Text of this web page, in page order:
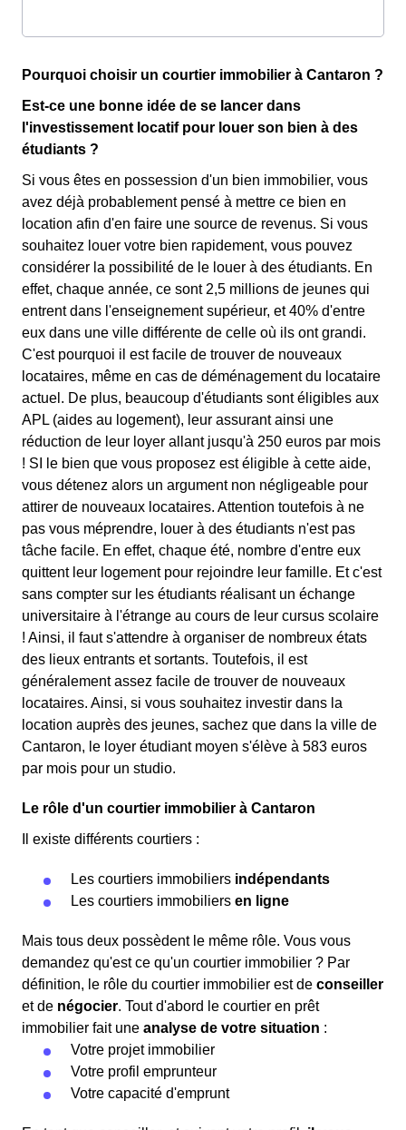
Pourquoi choisir un courtier immobilier à Cantaron ?
Est-ce une bonne idée de se lancer dans
l'investissement locatif pour louer son bien à des
étudiants ?
Si vous êtes en possession d'un bien immobilier, vous
avez déjà probablement pensé à mettre ce bien en
location afin d'en faire une source de revenus. Si vous
souhaitez louer votre bien rapidement, vous pouvez
considérer la possibilité de le louer à des étudiants. En
effet, chaque année, ce sont 2,5 millions de jeunes qui
entrent dans l'enseignement supérieur, et 40% d'entre
eux dans une ville différente de celle où ils ont grandi.
C'est pourquoi il est facile de trouver de nouveaux
locataires, même en cas de déménagement du locataire
actuel. De plus, beaucoup d'étudiants sont éligibles aux
APL (aides au logement), leur assurant ainsi une
réduction de leur loyer allant jusqu'à 250 euros par mois
! SI le bien que vous proposez est éligible à cette aide,
vous détenez alors un argument non négligeable pour
attirer de nouveaux locataires. Attention toutefois à ne
pas vous méprendre, louer à des étudiants n'est pas
tâche facile. En effet, chaque été, nombre d'entre eux
quittent leur logement pour rejoindre leur famille. Et c'est
sans compter sur les étudiants réalisant un échange
universitaire à l'étrange au cours de leur cursus scolaire
! Ainsi, il faut s'attendre à organiser de nombreux états
des lieux entrants et sortants. Toutefois, il est
généralement assez facile de trouver de nouveaux
locataires. Ainsi, si vous souhaitez investir dans la
location auprès des jeunes, sachez que dans la ville de
Cantaron, le loyer étudiant moyen s'élève à 583 euros
par mois pour un studio.
Le rôle d'un courtier immobilier à Cantaron
Il existe différents courtiers :
Les courtiers immobiliers indépendants
Les courtiers immobiliers en ligne
Mais tous deux possèdent le même rôle. Vous vous
demandez qu'est ce qu'un courtier immobilier ? Par
définition, le rôle du courtier immobilier est de conseiller
et de négocier. Tout d'abord le courtier en prêt
immobilier fait une analyse de votre situation :
Votre projet immobilier
Votre profil emprunteur
Votre capacité d'emprunt